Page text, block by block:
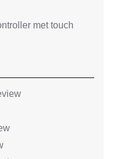
met touch